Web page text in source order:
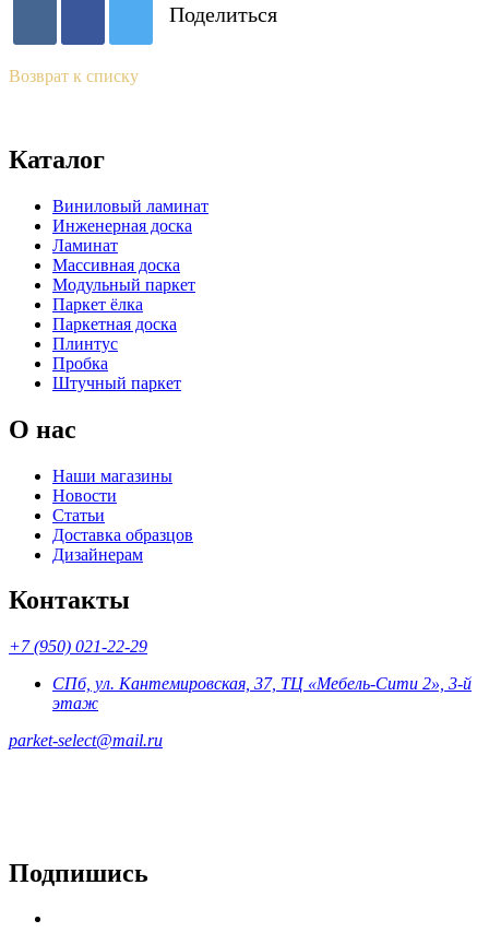
Поделиться
Возврат к списку
Каталог
Виниловый ламинат
Инженерная доска
Ламинат
Массивная доска
Модульный паркет
Паркет ёлка
Паркетная доска
Плинтус
Пробка
Штучный паркет
О нас
Наши магазины
Новости
Статьи
Доставка образцов
Дизайнерам
Контакты
+7 (950) 021-22-29
СПб, ул. Кантемировская, 37, ТЦ «Мебель-Сити 2», 3-й
этаж
parket-select@mail.ru
Подпишись